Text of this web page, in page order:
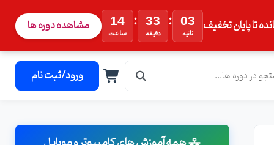
تا پایان تخفیف 14
ساعت
: 33
دقیقه
: 01
ثانیه مشاهده دوره ها
ورود/ثبت نام